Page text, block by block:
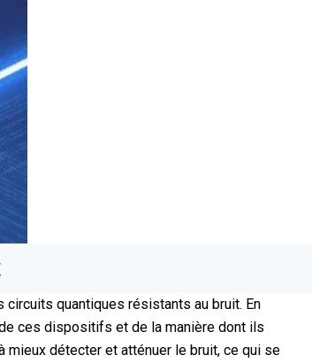
circuits quantiques résistants au bruit. En
ces dispositifs et de la manière dont ils
mieux détecter et atténuer le bruit, ce qui se